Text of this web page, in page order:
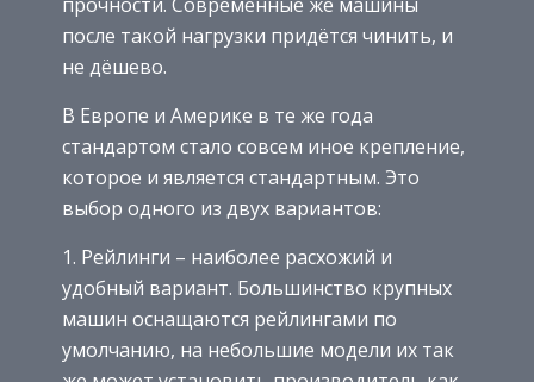
после такой нагрузки придётся чинить, и
не дёшево.
В Европе и Америке в те же года
стандартом стало совсем иное крепление,
которое и является стандартным. Это
выбор одного из двух вариантов:
Рейлинги – наиболее расхожий и
удобный вариант. Большинство крупных
машин оснащаются рейлингами по
умолчанию, на небольшие модели их так